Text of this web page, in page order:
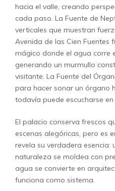
hacia el valle, creando
cada paso. La Fuente de
verticales que muestran
Avenida de las Cien Fuentes
mágico donde el agua corre
generando un murmullo
visitante. La Fuente del
para hacer sonar un órgano
todavía puede escucharse
El palacio conserva frescos
escenas alegóricas, pero es
revela su verdadera esencia:
naturaleza se moldea con
agua se convierte en
funciona como sistema.